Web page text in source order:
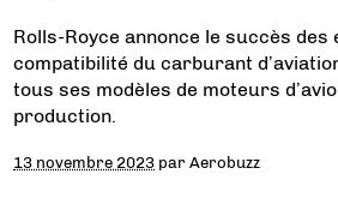
Rolls-Royce annonce le succès des
compatibilité du carburant
tous ses modèles de moteurs
production.
13 novembre 2023 parAerobuzz